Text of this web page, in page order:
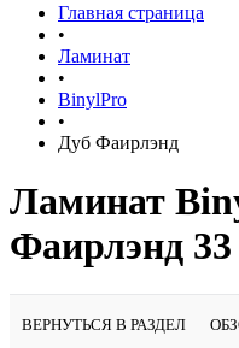
Главная страница
•
Ламинат
•
BinylPro
•
Дуб Фаирлэнд
Ламинат
Фаирлэнд 33
ВЕРНУТЬСЯ В РАЗДЕЛ